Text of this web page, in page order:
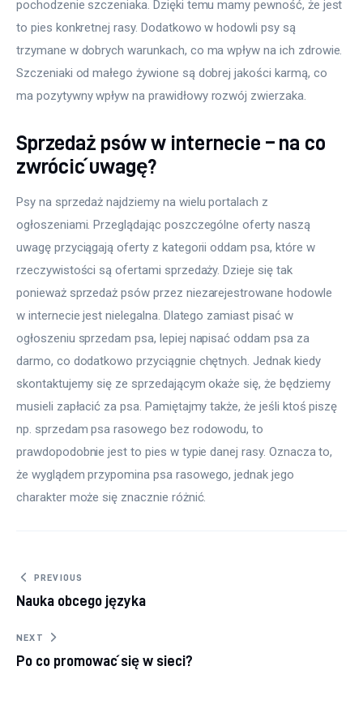
pochodzenie szczeniaka. Dzięki temu mamy pewność, że jest
to pies konkretnej rasy. Dodatkowo w hodowli psy są
trzymane w dobrych warunkach, co ma wpływ na ich zdrowie.
Szczeniaki od małego żywione są dobrej jakości karmą, co
ma pozytywny wpływ na prawidłowy rozwój zwierzaka.
Sprzedaż psów w internecie – na co
zwrócić uwagę?
Psy na sprzedaż najdziemy na wielu portalach z
ogłoszeniami. Przeglądając poszczególne oferty naszą
uwagę przyciągają oferty z kategorii oddam psa, które w
rzeczywistości są ofertami sprzedaży. Dzieje się tak
ponieważ sprzedaż psów przez niezarejestrowane hodowle
w internecie jest nielegalna. Dlatego zamiast pisać w
ogłoszeniu sprzedam psa, lepiej napisać oddam psa za
darmo, co dodatkowo przyciągnie chętnych. Jednak kiedy
skontaktujemy się ze sprzedającym okaże się, że będziemy
musieli zapłacić za psa. Pamiętajmy także, że jeśli ktoś piszę
np. sprzedam psa rasowego bez rodowodu, to
prawdopodobnie jest to pies w typie danej rasy. Oznacza to,
że wyglądem przypomina psa rasowego, jednak jego
charakter może się znacznie różnić.
Nawigacja wpisu
PREVIOUS
Nauka obcego języka
NEXT
Po co promować się w sieci?